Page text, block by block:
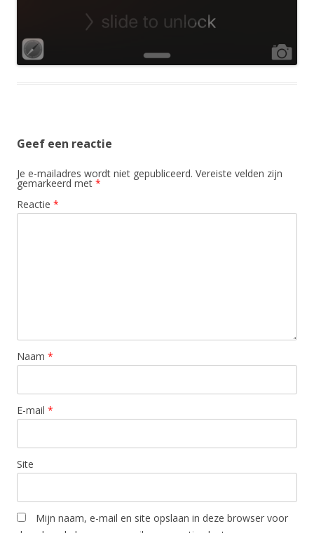
Geef een reactie
Je e-mailadres wordt niet gepubliceerd. Vereiste velden zijn
gemarkeerd met *
Reactie *
Naam *
E-mail *
Site
Mijn naam, e-mail en site opslaan in deze browser voor